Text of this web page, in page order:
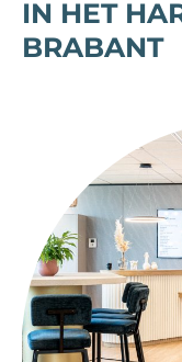
IN HET
BRABANT